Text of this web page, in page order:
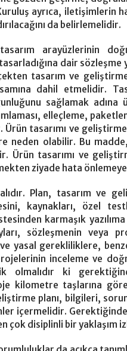
ayrıca, iletişimlerin
da belirlemelidir.
arayüzlerinin
dair sözleşme
tasarım ve geliştirme
dahil etmelidir.
sağlamak adına
elleçleme,
tasarımı ve
neden olabilir. Bu
tasarımı ve
ziyade hata önlemeye
Plan, tasarım ve
kaynakları, özel
karmaşık
sözleşmenin veya
yasal gerekliliklere,
inceleme ve
olmalıdır ki
kilometre taşlarına
planı, bilgileri,
içermelidir.
çok disiplinli bir yaklaşım